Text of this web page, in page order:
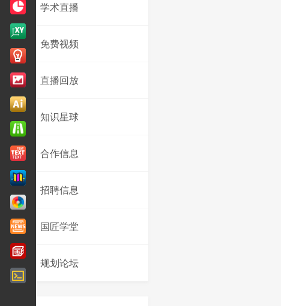
学术直播
免费视频
直播回放
知识星球
合作信息
招聘信息
国匠学堂
规划论坛